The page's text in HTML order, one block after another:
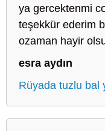
ya gercektenmi
teşekkür ederim
ozaman hayir
esra aydın
Rüyada tuzlu bal